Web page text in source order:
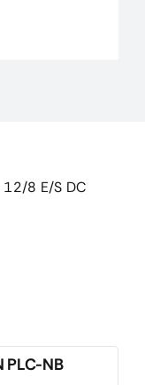
8 E/S DC
PLC-NB